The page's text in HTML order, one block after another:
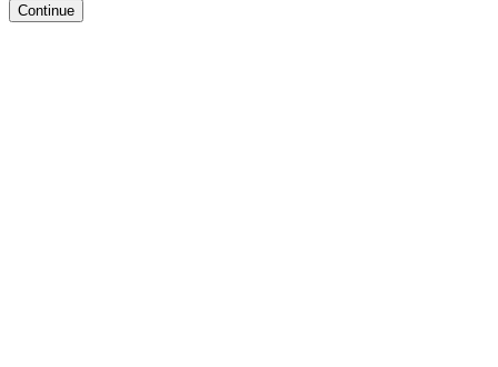
Continue